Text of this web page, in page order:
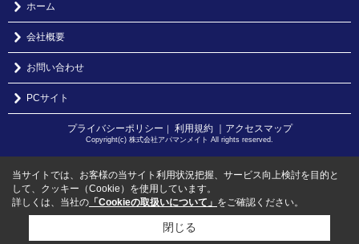
ホーム
会社概要
お問い合わせ
PCサイト
プライバシーポリシー ｜ 利用規約 ｜アクセスマップ
Copyright(c) 株式会社アパマンメイト All rights reserved.
当サイトでは、お客様の当サイト利用状況把握、サービス向上検討を目的と
して、クッキー（Cookie）を使用しています。
詳しくは、当社の 「Cookieの取扱いについて」 をご確認ください。
閉じる